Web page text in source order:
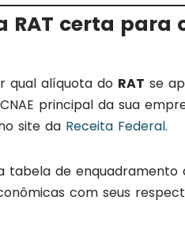
certa para
qual alíquota do RAT se
principal da sua
site da Receita Federal.
tabela de
com seus